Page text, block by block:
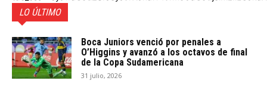
LO ÚLTIMO
Boca Juniors venció por penales a
O’Higgins y avanzó a los octavos de final
de la Copa Sudamericana
31 julio, 2026